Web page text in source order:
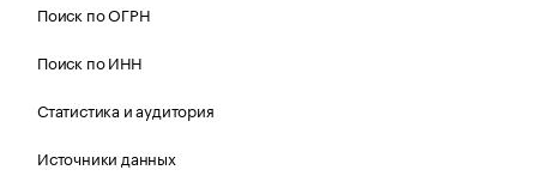
Поиск по ОГРН
Поиск по ИНН
Статистика и аудитория
Источники данных